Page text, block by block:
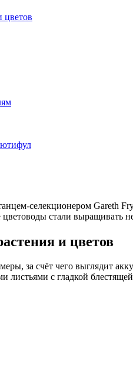
цветов
селекционером Gareth
стали выращивать
и цветов
за счёт чего выглядит
листьями с гладкой